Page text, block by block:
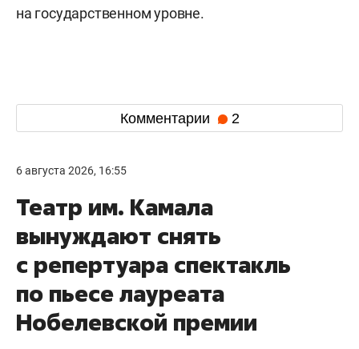
на государственном уровне.
Комментарии 2
6 августа 2026, 16:55
Театр им. Камала
вынуждают снять
с репертуара спектакль
по пьесе лауреата
Нобелевской премии